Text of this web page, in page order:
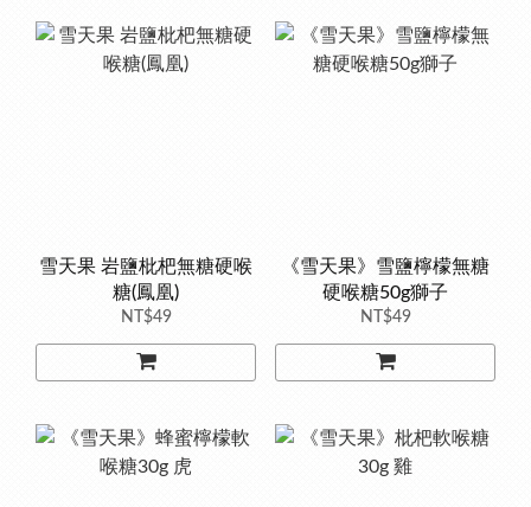
雪天果 岩鹽枇杷無糖硬喉
糖(鳳凰)
NT$49
《雪天果》雪鹽檸檬無糖
硬喉糖50g獅子
NT$49